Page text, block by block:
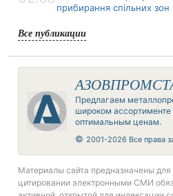
прибирання спільних зон
Все публикации
Предлагаем
широком ассортименте
оптимальным ценам.
© 2001-2026 Все права
Материалы сайта предназначены для
цитировании электронными СМИ